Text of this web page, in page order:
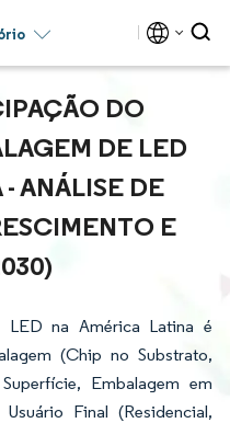
DO
DE LED
ANÁLISE DE
E
na América Latina é
(Chip no Substrato,
Embalagem em
Final (Residencial,